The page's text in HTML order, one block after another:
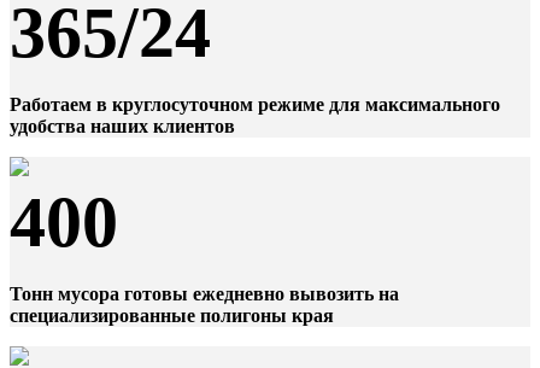
365/24
Работаем в круглосуточном режиме для максимального
удобства наших клиентов
400
Тонн мусора готовы ежедневно вывозить на
специализированные полигоны края